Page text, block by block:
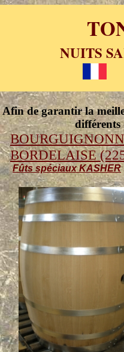
NUITS
Afin de garantir la
différents
BORDELAISE
Fûts spéciaux KASHER